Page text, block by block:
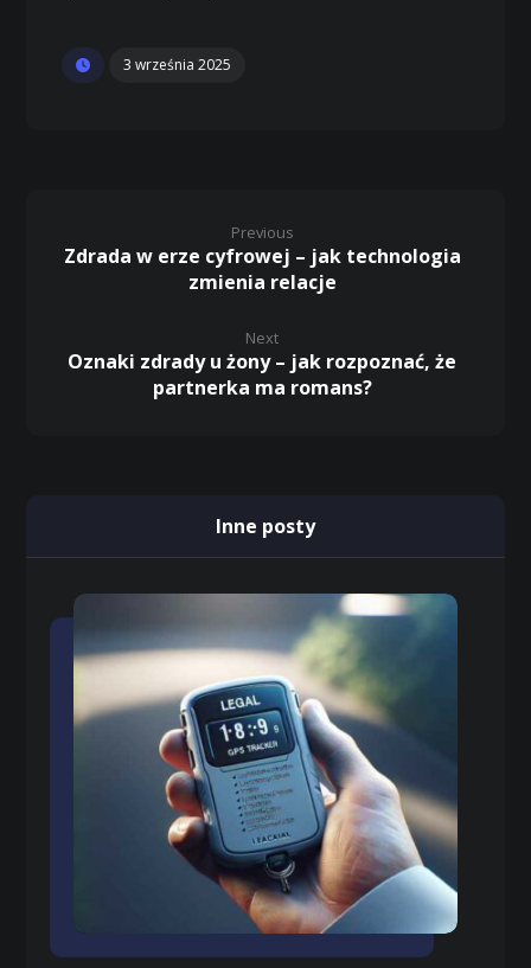
3 września 2025
Previous
Zdrada w erze cyfrowej – jak technologia
zmienia relacje
Next
Oznaki zdrady u żony – jak rozpoznać, że
partnerka ma romans?
Inne posty